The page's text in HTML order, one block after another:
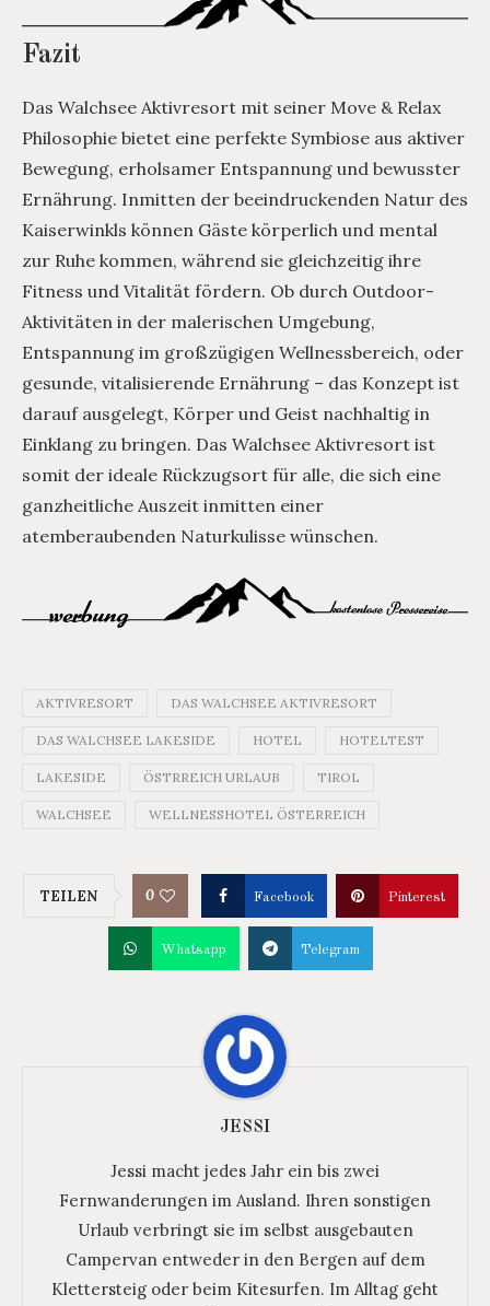
Fazit
Das Walchsee Aktivresort mit seiner Move & Relax
Philosophie bietet eine perfekte Symbiose aus aktiver
Bewegung, erholsamer Entspannung und bewusster
Ernährung. Inmitten der beeindruckenden Natur des
Kaiserwinkls können Gäste körperlich und mental
zur Ruhe kommen, während sie gleichzeitig ihre
Fitness und Vitalität fördern. Ob durch Outdoor-
Aktivitäten in der malerischen Umgebung,
Entspannung im großzügigen Wellnessbereich, oder
gesunde, vitalisierende Ernährung – das Konzept ist
darauf ausgelegt, Körper und Geist nachhaltig in
Einklang zu bringen. Das Walchsee Aktivresort ist
somit der ideale Rückzugsort für alle, die sich eine
ganzheitliche Auszeit inmitten einer
atemberaubenden Naturkulisse wünschen.
AKTIVRESORT DAS WALCHSEE AKTIVRESORT
DAS WALCHSEE LAKESIDE HOTEL HOTELTEST
LAKESIDE ÖSTRREICH URLAUB TIROL
WALCHSEE WELLNESSHOTEL ÖSTERREICH
TEILEN 0 Facebook Pinterest
Whatsapp Telegram
JESSI
Jessi macht jedes Jahr ein bis zwei
Fernwanderungen im Ausland. Ihren sonstigen
Urlaub verbringt sie im selbst ausgebauten
Campervan entweder in den Bergen auf dem
Klettersteig oder beim Kitesurfen. Im Alltag geht